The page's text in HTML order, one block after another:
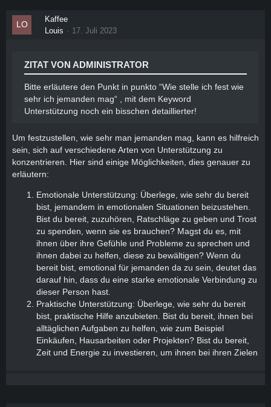
Kaffee
Louis
17. Juli 2023
ZITAT VON ADMINISTRATOR
Bitte erläutere den Punkt in punkto “Wie stelle ich fest wie
sehr ich jemanden mag“ , mit dem Keyword
Unterstützung noch ein bisschen detaillierter!
Um festzustellen, wie sehr man jemanden mag, kann es hilfreich
sein, sich auf verschiedene Arten von Unterstützung zu
konzentrieren. Hier sind einige Möglichkeiten, dies genauer zu
erläutern:
Emotionale Unterstützung: Überlege, wie sehr du bereit
bist, jemandem in emotionalen Situationen beizustehen.
Bist du bereit, zuzuhören, Ratschläge zu geben und Trost
zu spenden, wenn sie es brauchen? Magst du es, mit
ihnen über ihre Gefühle und Probleme zu sprechen und
ihnen dabei zu helfen, diese zu bewältigen? Wenn du
bereit bist, emotional für jemanden da zu sein, deutet das
darauf hin, dass du eine starke emotionale Verbindung zu
dieser Person hast.
Praktische Unterstützung: Überlege, wie sehr du bereit
bist, praktische Hilfe anzubieten. Bist du bereit, ihnen bei
alltäglichen Aufgaben zu helfen, wie zum Beispiel
Einkäufen, Hausarbeiten oder Projekten? Bist du bereit,
Zeit und Energie zu investieren, um ihnen bei ihren Zielen